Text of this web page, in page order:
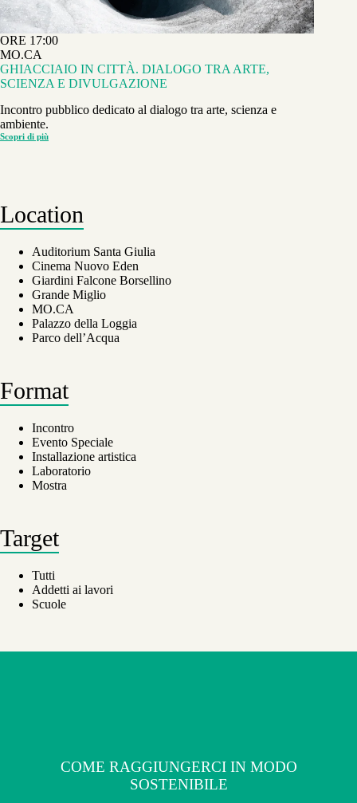
ORE 17:00
MO.CA
GHIACCIAIO IN CITTÀ. DIALOGO TRA ARTE,
SCIENZA E DIVULGAZIONE
Incontro pubblico dedicato al dialogo tra arte, scienza e
ambiente.
Scopri di più
GHIACCIAIO
E
DIVULGAZIONE
Location
Auditorium Santa Giulia
Cinema Nuovo Eden
Giardini Falcone Borsellino
Grande Miglio
MO.CA
Palazzo della Loggia
Parco dell’Acqua
Format
Incontro
Evento Speciale
Installazione artistica
Laboratorio
Mostra
Target
Tutti
Addetti ai lavori
Scuole
COME RAGGIUNGERCI IN MODO
SOSTENIBILE